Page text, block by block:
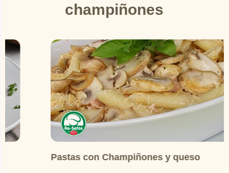
champiñones
Pastas con Champiñones y queso